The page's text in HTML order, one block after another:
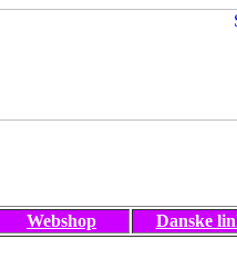
Webshop Danske